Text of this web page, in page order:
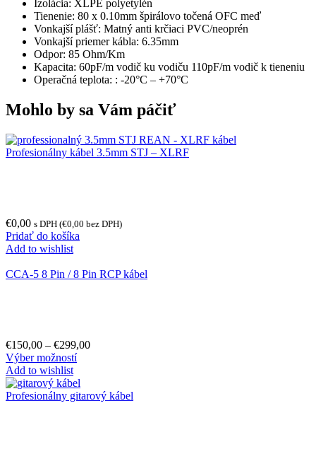
Izolácia: XLPE polyetylén
Tienenie: 80 x 0.10mm špirálovo točená OFC meď
Vonkajší plášť: Matný anti krčiaci PVC/neoprén
Vonkajší priemer kábla: 6.35mm
Odpor: 85 Ohm/Km
Kapacita: 60pF/m vodič ku vodiču 110pF/m vodič k tieneniu
Operačná teplota: : -20°C – +70°C
Mohlo by sa Vám páčiť
Profesionálny kábel 3.5mm STJ – XLRF
€0,00 s DPH (€0,00 bez DPH)
Pridať do košíka
Add to wishlist
CCA-5 8 Pin / 8 Pin RCP kábel
€150,00 – €299,00
Výber možností
Add to wishlist
Profesionálny gitarový kábel